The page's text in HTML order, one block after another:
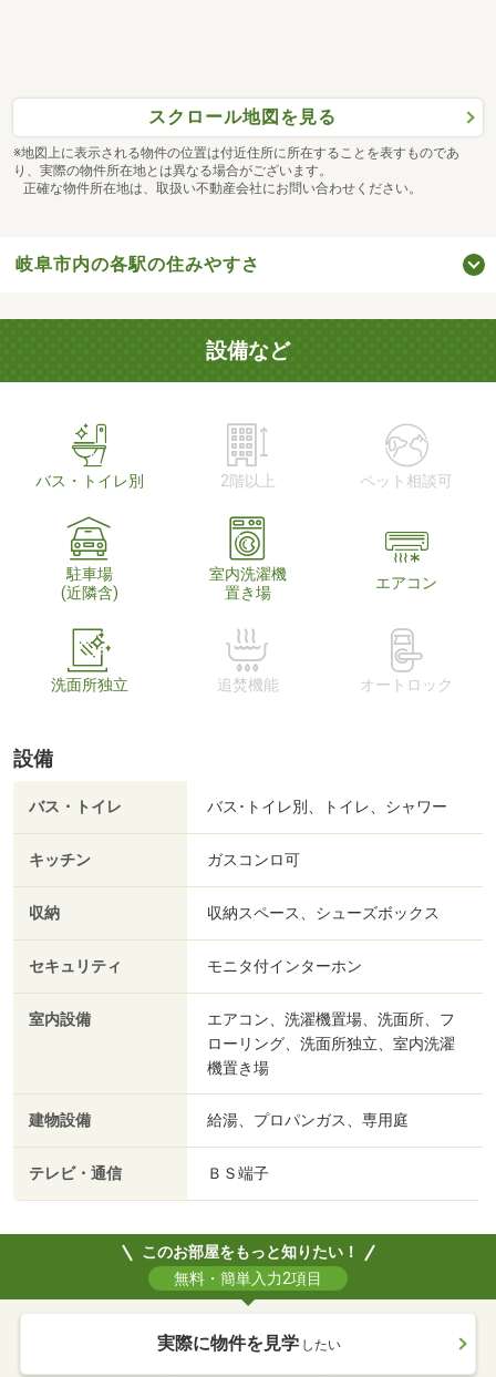
スクロール地図を見る
※地図上に表示される物件の位置は付近住所に所在することを表すものであ
り、実際の物件所在地とは異なる場合がございます。
正確な物件所在地は、取扱い不動産会社にお問い合わせください。
岐阜市内の各駅の住みやすさ
設備など
バス・トイレ別 2階以上 ペット相談可
駐車場
(近隣含)
室内洗濯機
置き場
エアコン
洗面所独立 追焚機能 オートロック
設備
バス・トイレ バス･トイレ別、トイレ、シャワー
キッチン ガスコンロ可
収納 収納スペース、シューズボックス
セキュリティ モニタ付インターホン
室内設備
エアコン、洗濯機置場、洗面所、フ
ローリング、洗面所独立、室内洗濯
機置き場
建物設備 給湯、プロパンガス、専用庭
テレビ・通信 ＢＳ端子
このお部屋をもっと知りたい！
無料・簡単入力2項目
実際に物件を見学 したい